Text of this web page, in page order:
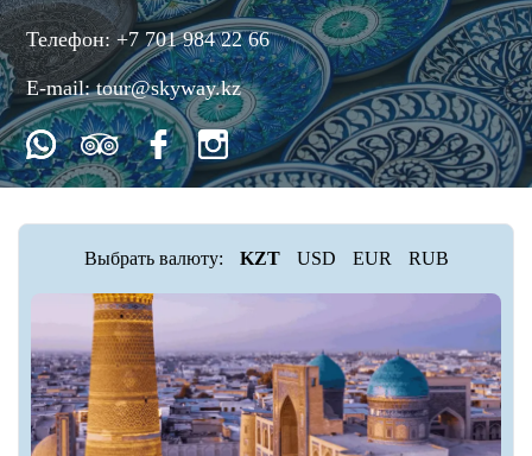
Телефон:+7 701 984 22 66
E-mail:tour@skyway.kz
Выбрать валюту: KZT USD EUR RUB